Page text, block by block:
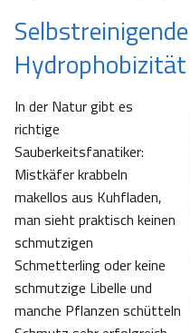
In der Natur gibt es
richtige
Sauberkeitsfanatiker:
Mistkäfer krabbeln
makellos aus Kuhfladen,
man sieht praktisch keinen
schmutzigen
Schmetterling oder keine
schmutzige Libelle und
manche Pflanzen schütteln